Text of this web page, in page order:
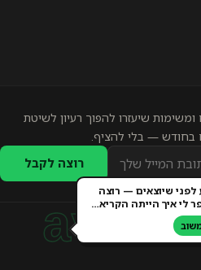
שיעזרו להפוך רעיון לשיטת
בחודש — בלי להציף.
רוצה לקבל
לפני שיוצאים — רוצה
לי איך הייתה הקריא…